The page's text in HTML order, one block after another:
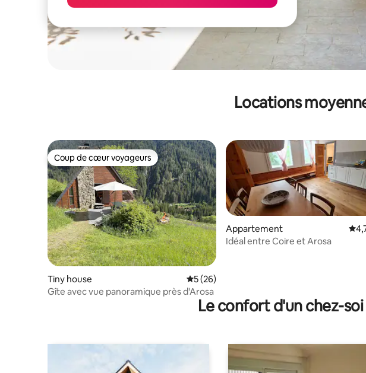
Locations
Coup de cœur voyageurs
Coup de cœur voyageurs
Tiny house Évaluation moyenne sur la base de 26
5 (26)
Gîte avec vue panoramique près d'Arosa
Appartement
Idéal entre Coire et Arosa
Le confort d'un chez-